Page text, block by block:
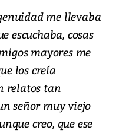
me llevaba
escuchaba, cosas
mayores me
los creía
relatos tan
señor muy viejo
creo, que ese